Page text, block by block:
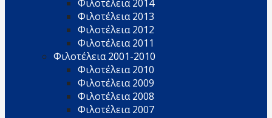
Φιλοτέλεια 2014
Φιλοτέλεια 2013
Φιλοτέλεια 2012
Φιλοτέλεια 2011
Φιλοτέλεια 2001-2010
Φιλοτέλεια 2010
Φιλοτέλεια 2009
Φιλοτέλεια 2008
Φιλοτέλεια 2007